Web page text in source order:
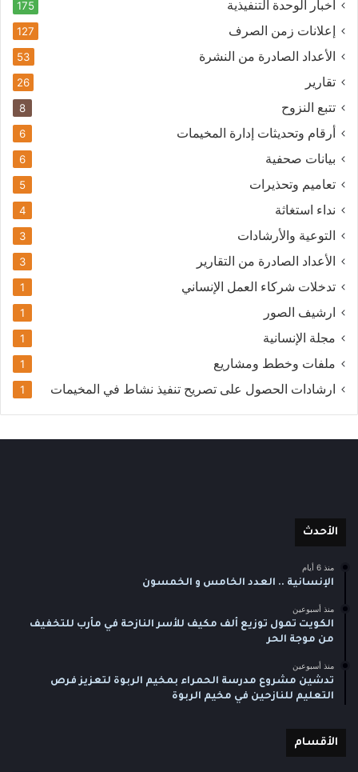
أخبار الوحدة التنفيذية 175
إعلانات زمن الصرف 127
الأعداد الصادرة من النشرة 53
تقارير 26
تتبع النزوح 8
أرقام وتحديثات إدارة المخيمات 6
بيانات صحفية 6
تعاميم وتحذيرات 5
نداء استغاثة 4
التوعية والأرشادات 3
الأعداد الصادرة من التقارير 3
تدخلات شركاء العمل الإنساني 1
ارشيف الصور 1
مجلة الإنسانية 1
ملفات وخطط ومشاريع 1
ارشادات الحصول على تصريح تنفيذ نشاط في المخيمات 1
الأحدث
منذ 6 أيام
الإنسانية .. العدد الخامس و الخمسون
منذ أسبوعين
الكويت تمول توزيع ألف مكيف للأسر النازحة في مأرب للتخفيف
من موجة الحر
منذ أسبوعين
تدشين مشروع مدرسة الحمراء بمخيم الربوة لتعزيز فرص
التعليم للنازحين في مخيم الربوة
الأقسام